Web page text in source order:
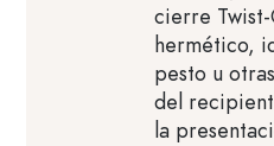
cierre
hermético,
pesto u
del
la